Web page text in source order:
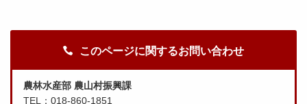
このページに関するお問い合わせ
農林水産部 農山村振興課
TEL：018-860-1851